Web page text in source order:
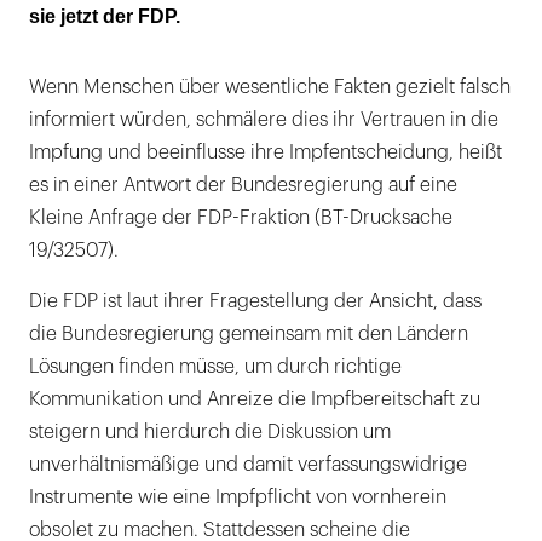
sie jetzt der FDP.
Wenn Menschen über wesentliche Fakten gezielt falsch
informiert würden, schmälere dies ihr Vertrauen in die
Impfung und beeinflusse ihre Impfentscheidung, heißt
es in einer Antwort der Bundesregierung auf eine
Kleine Anfrage der FDP-Fraktion (BT-Drucksache
19/32507).
Die FDP ist laut ihrer Fragestellung der Ansicht, dass
die Bundesregierung gemeinsam mit den Ländern
Lösungen finden müsse, um durch richtige
Kommunikation und Anreize die Impfbereitschaft zu
steigern und hierdurch die Diskussion um
unverhältnismäßige und damit verfassungswidrige
Instrumente wie eine Impfpflicht von vornherein
obsolet zu machen. Stattdessen scheine die